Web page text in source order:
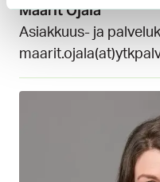
Maarit Ojala
Asiakkuus- ja